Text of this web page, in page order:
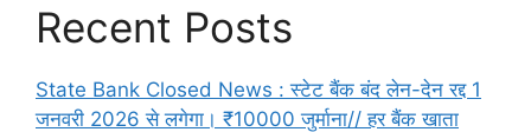
Recent Posts
State Bank Closed News : स्टेट बैंक बंद लेन-देन रद्द 1
जनवरी 2026 से लगेगा। ₹10000 जुर्माना// हर बैंक खाता